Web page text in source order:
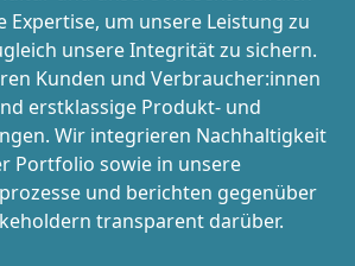
Expertise, um unsere Leistung zu
unsere Integrität zu sichern.
Kunden und Verbraucher:innen
erstklassige Produkt- und
Wir integrieren Nachhaltigkeit
Portfolio sowie in unsere
und berichten gegenüber
transparent darüber.